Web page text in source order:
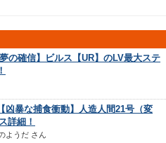
の確信】ビルス【UR】のLV最大ステ
凶暴な捕食衝動】人造人間21号（変
詳細！
ようだ さん